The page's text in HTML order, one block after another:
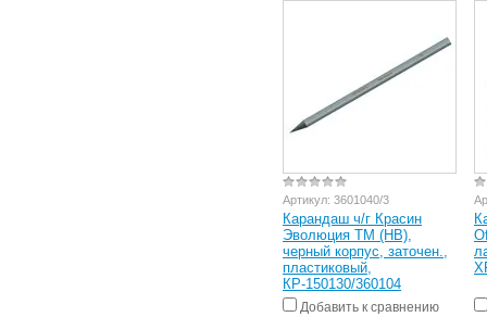
Артикул: 3601040/3
Карандаш ч/г Красин
Эволюция ТМ (HB),
черный корпус, заточен.,
пластиковый,
КР-150130/360104
Добавить к сравнению